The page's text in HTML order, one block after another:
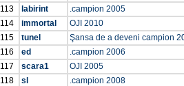
113
labirint .campion 2005
114
immortal OJI 2010
115
tunel Şansa de a deveni campion
116
ed .campion 2006
117
scara1 OJI 2005
118
sl .campion 2008